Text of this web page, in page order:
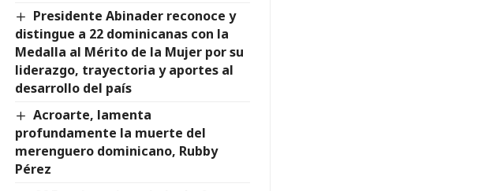
Presidente Abinader reconoce y
distingue a 22 dominicanas con la
Medalla al Mérito de la Mujer por su
liderazgo, trayectoria y aportes al
desarrollo del país
Acroarte, lamenta
profundamente la muerte del
merenguero dominicano, Rubby
Pérez